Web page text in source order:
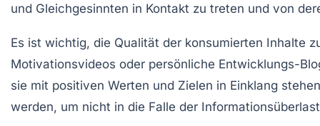
und Gleichgesinnten in Kontakt zu treten und von
Es ist wichtig, die Qualität der konsumierten Inhalte
Motivationsvideos oder persönliche Entwicklungs-
sie mit positiven Werten und Zielen in Einklang
werden, um nicht in die Falle der